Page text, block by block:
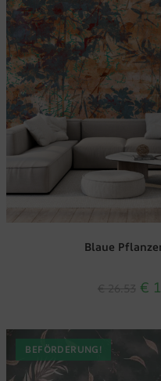
Blaue
€
BEFÖRDERUNG!